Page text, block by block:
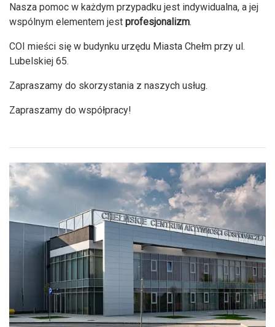
Nasza pomoc w każdym przypadku jest indywidualna, a jej
wspólnym elementem jest profesjonalizm.
COI mieści się w budynku urzędu Miasta Chełm przy ul.
Lubelskiej 65.
Zapraszamy do skorzystania z naszych usług.
Zapraszamy do współpracy!